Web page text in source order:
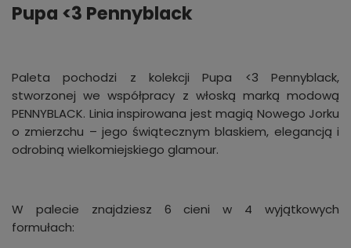
Pupa <3 Pennyblack
Paleta pochodzi z kolekcji Pupa <3 Pennyblack,
stworzonej we współpracy z włoską marką modową
PENNYBLACK. Linia inspirowana jest magią Nowego Jorku
o zmierzchu – jego świątecznym blaskiem, elegancją i
odrobiną wielkomiejskiego glamour.
W palecie znajdziesz 6 cieni w 4 wyjątkowych
formułach: